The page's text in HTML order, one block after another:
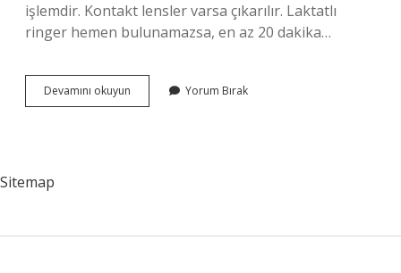
işlemdir. Kontakt lensler varsa çıkarılır. Laktatlı
ringer hemen bulunamazsa, en az 20 dakika…
Devamını okuyun
Içi
Yorum Bırak
Sitemap